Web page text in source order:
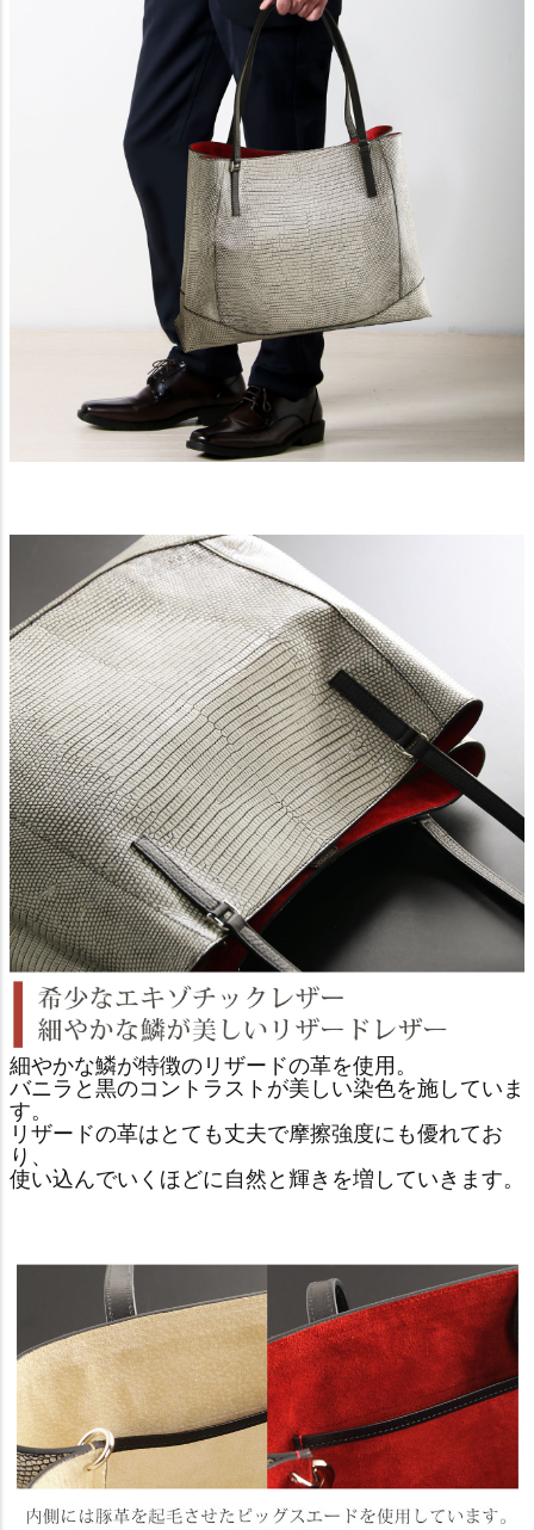
細やかな鱗が特徴のリザードの革を使用。
バニラと黒のコントラストが美しい染色を施していま
す。
リザードの革はとても丈夫で摩擦強度にも優れてお
り、
使い込んでいくほどに自然と輝きを増していきます。